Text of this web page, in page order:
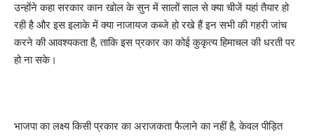
उन्होंने कहा सरकार कान खोल के सुन में सालों साल से क्या चीजें यहां तैयार हो
रही है और इस इलाके में क्या नाजायज कब्जे हो रखे हैं इन सभी की गहरी जांच
करने की आवश्यकता है, ताकि इस प्रकार का कोई कुकृत्य हिमाचल की धरती पर
हो ना सके।
भाजपा का लक्ष्य किसी प्रकार का अराजकता फैलाने का नहीं है, केवल पीड़ित